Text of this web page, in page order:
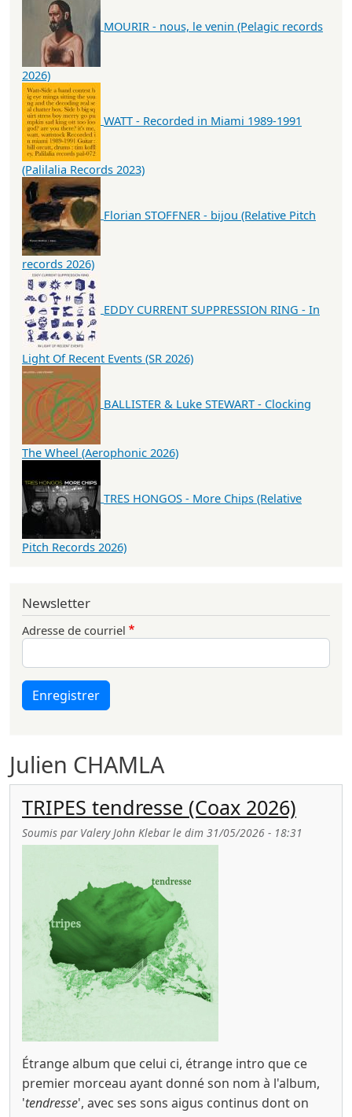
Julien CHAMLA
TRIPES tendresse (Coax 2026)
Soumis par Valery John Klebarle dim 31/05/2026 - 18:31
Étrange album que celui ci, étrange intro que ce
premier morceau ayant donné son nom à l'album,
'tendresse', avec ses sons aigus continus dont on
MOURIR - nous, le venin (Pelagic records
2026)
WATT - Recorded in Miami 1989-1991
(Palilalia Records 2023)
Florian STOFFNER - bijou (Relative Pitch
records 2026)
EDDY CURRENT SUPPRESSION RING - In
Light Of Recent Events (SR 2026)
BALLISTER & Luke STEWART - Clocking
The Wheel (Aerophonic 2026)
TRES HONGOS - More Chips (Relative
Pitch Records 2026)
Newsletter
Adresse de courriel
Enregistrer